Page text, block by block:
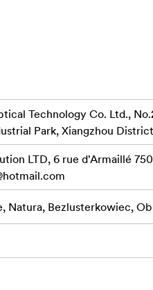
kilku filtrów
Technology Co. Ltd.,
Park, Xiangzhou
LTD, 6 rue d'Armaillé
Natura, Bezlusterkowiec,